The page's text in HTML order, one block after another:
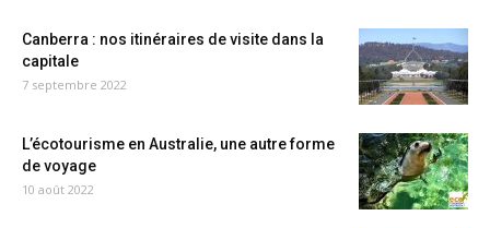
Canberra : nos itinéraires de visite dans la
capitale
7 septembre 2022
L’écotourisme en Australie, une autre forme
de voyage
10 août 2022